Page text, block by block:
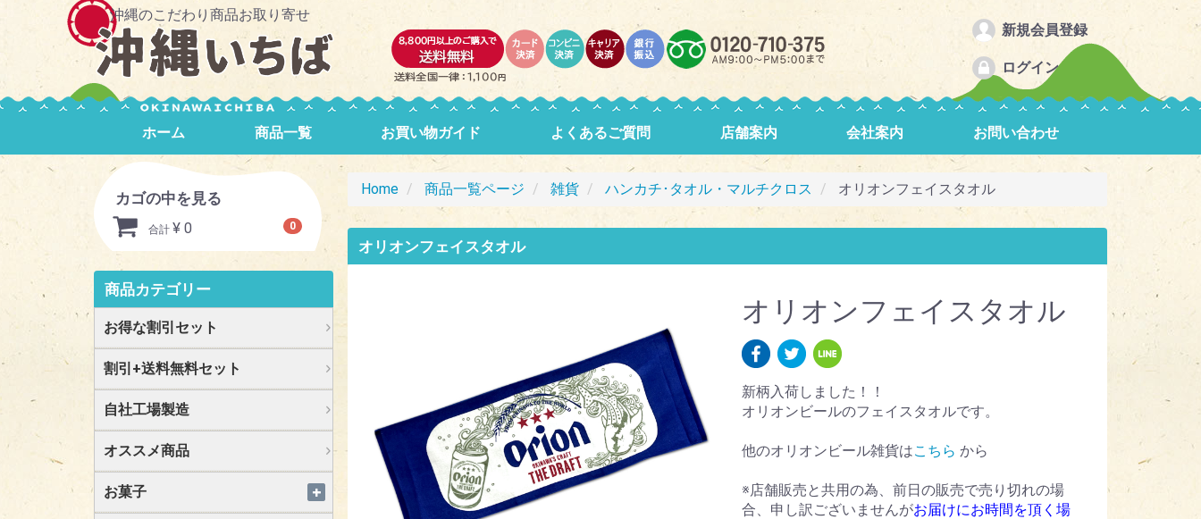
沖縄のこだわり商品お取り寄せ
新規会員登録
ログイン
ホーム 商品一覧 お買い物ガイド よくあるご質問 店舗案内 会社案内 お問い合わせ
カゴの中を見る
0
合計 ¥ 0
商品カテゴリー
お得な割引セット
割引+送料無料セット
自社工場製造
オススメ商品
お菓子
Home 商品一覧ページ 雑貨 ハンカチ･タオル・マルチクロス オリオンフェイスタオル
オリオンフェイスタオル
オリオンフェイスタオル
新柄入荷しました！！
オリオンビールのフェイスタオルです。
他のオリオンビール雑貨はこちら から
※店舗販売と共用の為、前日の販売で売り切れの場
合、申し訳ございませんがお届けにお時間を頂く場